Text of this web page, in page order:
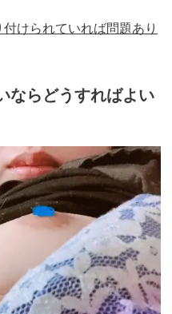
けられていれば問題あり
ならどうすればよい